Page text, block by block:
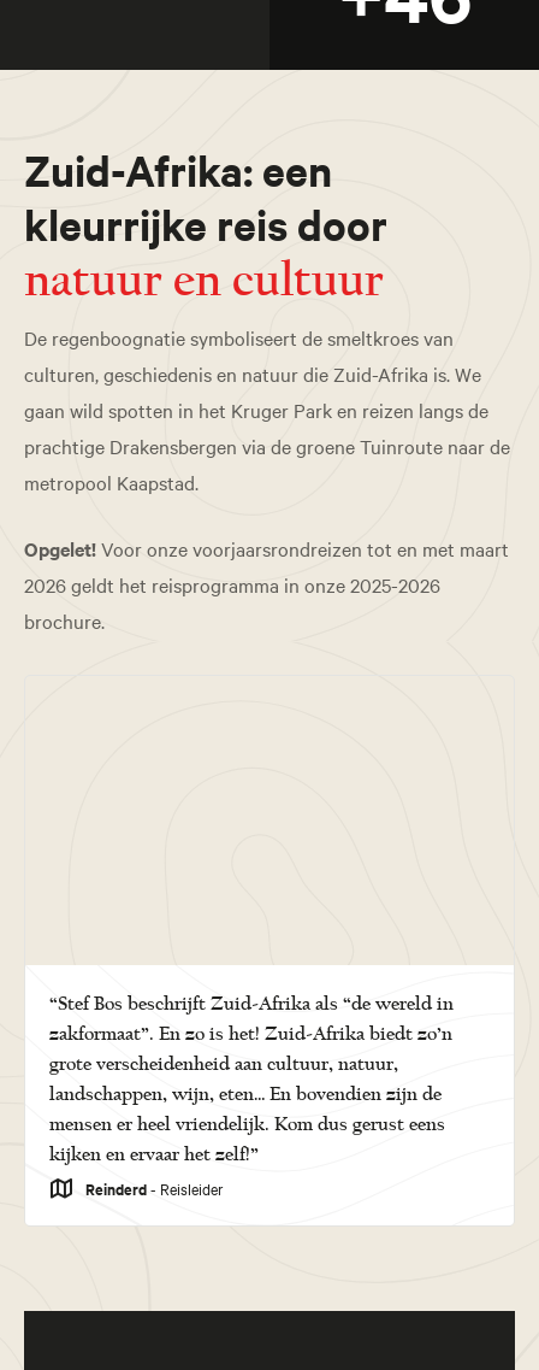
Zuid-Afrika: een
kleurrijke reis door
natuur en cultuur
De regenboognatie symboliseert de smeltkroes van
culturen, geschiedenis en natuur die Zuid-Afrika is. We
gaan wild spotten in het Kruger Park en reizen langs de
prachtige Drakensbergen via de groene Tuinroute naar de
metropool Kaapstad.
Opgelet!Voor onze voorjaarsrondreizen tot en met maart
2026 geldt het reisprogramma in onze 2025-2026
brochure.
“Stef Bos beschrijft Zuid-Afrika als “de wereld in
zakformaat”. En zo is het! Zuid-Afrika biedt zo’n
grote verscheidenheid aan cultuur, natuur,
landschappen, wijn, eten… En bovendien zijn de
mensen er heel vriendelijk. Kom dus gerust eens
kijken en ervaar het zelf!”
Reinderd- Reisleider